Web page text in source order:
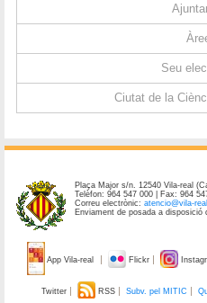
Seu
Ciutat de la
Plaça Major s/n. 12540 Vila-real
Telèfon: 964 547 000 | Fax: 964
Correu electrònic:atencio@vila-
Enviament de posada a
App Vila-real Flickr
Twitter RSS Subv. pel MITIC